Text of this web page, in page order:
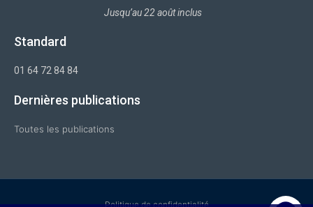
Jusqu’au 22 août inclus
Standard
01 64 72 84 84
Dernières publications
Toutes les publications
Politique de confidentialité